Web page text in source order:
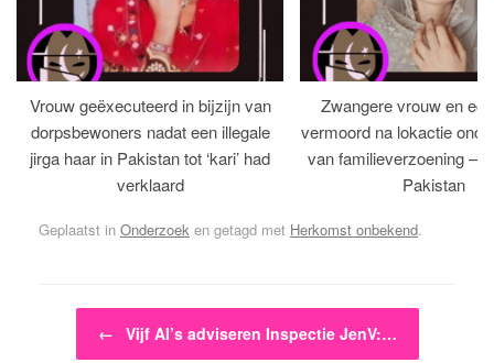
Vrouw geëxecuteerd in bijzijn van
dorpsbewoners nadat een illegale
jirga haar in Pakistan tot ‘kari’ had
verklaard
Zwangere vrouw en
vermoord na lokactie
van familieverzoening –
Pakistan
Geplaatst in Onderzoek en getagd met Herkomst onbekend.
Bericht navigatie
← Vijf AI’s adviseren Inspectie JenV:…